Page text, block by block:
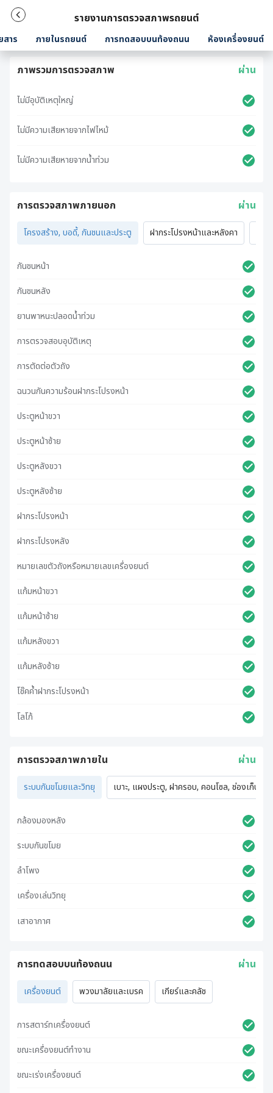
รายงานการตรวจสภาพรถยนต์
าร ภายในรถยนต์ การทดสอบบนท้องถนน ห้องเครื่องยนต์
ภาพรวมการตรวจสภาพ ผ่าน
ไม่มีอุบัติเหตุใหญ่
ไม่มีความเสียหายจากไฟไหม้
ไม่มีความเสียหายจากน้ำท่วม
การตรวจสภาพภายนอก ผ่าน
โครงสร้าง, บอดี้, กันชนและประตู ฝากระโปรงหน้าและหลังคา
กันชนหน้า
กันชนหลัง
ยานพาหนะปลอดน้ําท่วม
การตรวจสอบอุบัติเหตุ
การตัดต่อตัวถัง
ฉนวนกันความร้อนฝากระโปรงหน้า
ประตูหน้าขวา
ประตูหน้าซ้าย
ประตูหลังขวา
ประตูหลังซ้าย
ฝากระโปรงหน้า
ฝากระโปรงหลัง
หมายเลขตัวถังหรือหมายเลขเครื่องยนต์
แก้มหน้าขวา
แก้มหน้าซ้าย
แก้มหลังขวา
แก้มหลังซ้าย
โช๊คค้ำฝากระโปรงหน้า
โลโก้
การตรวจสภาพภายใน ผ่าน
ระบบกันขโมยและวิทยุ เบาะ, แผงประตู, ฝาครอบ, คอนโซล, ช่องเก็บข
กล้องมองหลัง
ระบบกันขโมย
ลำโพง
เครื่องเล่นวิทยุ
เสาอากาศ
การทดสอบบนท้องถนน ผ่าน
เครื่องยนต์ พวงมาลัยและเบรค เกียร์และคลัช
การสตาร์ทเครื่องยนต์
ขณะเครื่องยนต์ทำงาน
ขณะเร่งเครื่องยนต์